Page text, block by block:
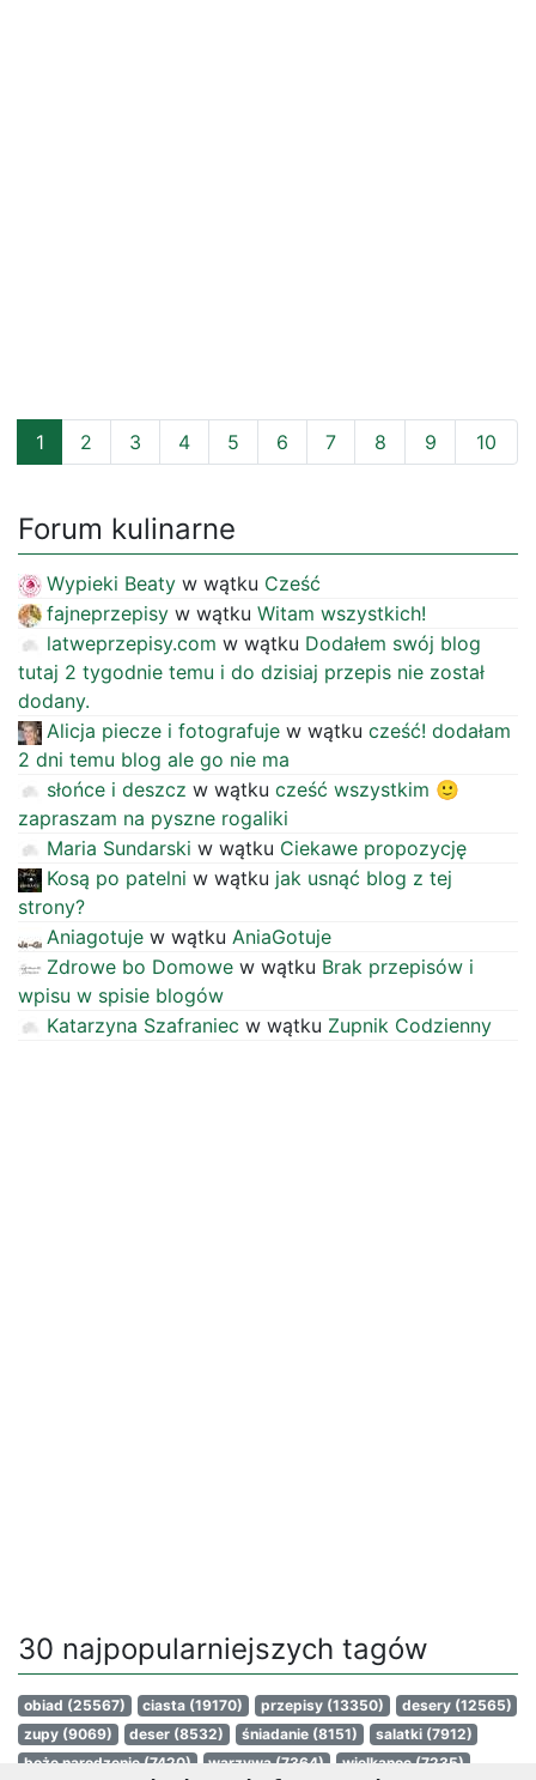
1 2 3 4 5 6 7 8 9 10
Forum kulinarne
Wypieki Beaty w wątku Cześć
fajneprzepisy w wątku Witam wszystkich!
latweprzepisy.com w wątku Dodałem swój blog
tutaj 2 tygodnie temu i do dzisiaj przepis nie został
dodany.
Alicja piecze i fotografuje w wątku cześć! dodałam
2 dni temu blog ale go nie ma
słońce i deszcz w wątku cześć wszystkim 🙂
zapraszam na pyszne rogaliki
Maria Sundarski w wątku Ciekawe propozycję
Kosą po patelni w wątku jak usnąć blog z tej
strony?
Aniagotuje w wątku AniaGotuje
Zdrowe bo Domowe w wątku Brak przepisów i
wpisu w spisie blogów
Katarzyna Szafraniec w wątku Zupnik Codzienny
30 najpopularniejszych tagów
obiad (25567) ciasta (19170) przepisy (13350) desery (12565)
zupy (9069) deser (8532) śniadanie (8151) salatki (7912)
boże narodzenie(7420) warzywa(7364) wielkanoc(7235)